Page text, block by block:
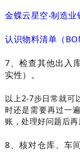
金蝶云星空-制造
认识物料清单（
7、检查其他出入
实性）。
以上2-7步日常就可
时还是需要再过一
账，处理好问题后再
8、核对仓库、车